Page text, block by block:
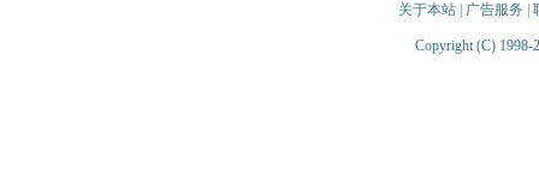
关于本站| 广告服务
Copyright (C) 1998-